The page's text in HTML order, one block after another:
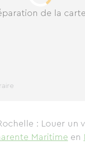
de la
: Louer un
Maritime en